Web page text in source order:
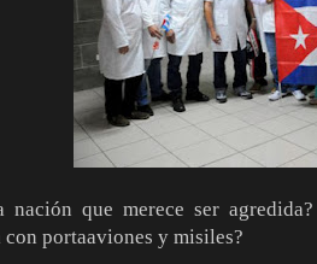
nación que merece ser
con portaaviones y misiles?